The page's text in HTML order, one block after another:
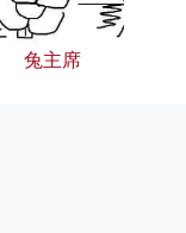
兔主席